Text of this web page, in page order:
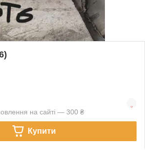
на сайті — 300 ₴
Купити